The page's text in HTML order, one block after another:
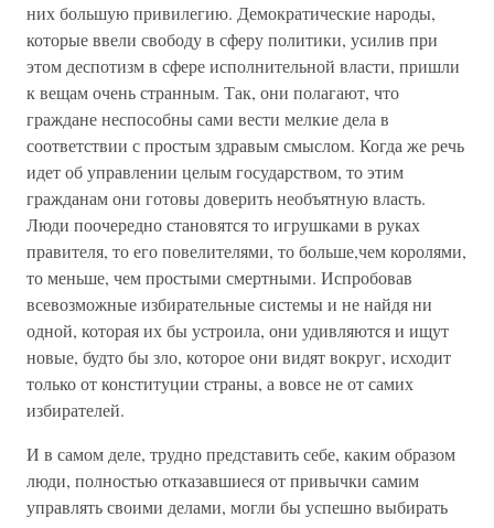
них большую привилегию. Демократические народы,
которые ввели свободу в сферу политики, усилив при
этом деспотизм в сфере исполнительной власти, пришли
к вещам очень странным. Так, они полагают, что
граждане неспособны сами вести мелкие дела в
соответствии с простым здравым смыслом. Когда же речь
идет об управлении целым государством, то этим
гражданам они готовы доверить необъятную власть.
Люди поочередно становятся то игрушками в руках
правителя, то его повелителями, то больше,чем королями,
то меньше, чем простыми смертными. Испробовав
всевозможные избирательные системы и не найдя ни
одной, которая их бы устроила, они удивляются и ищут
новые, будто бы зло, которое они видят вокруг, исходит
только от конституции страны, а вовсе не от самих
избирателей.
И в самом деле, трудно представить себе, каким образом
люди, полностью отказавшиеся от привычки самим
управлять своими делами, могли бы успешно выбирать